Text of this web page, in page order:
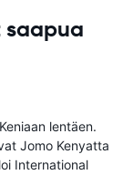
lentäen.
Jomo Kenyatta
International